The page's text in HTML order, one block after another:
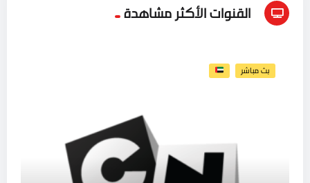
القنوات الأكثر مشاهدة
بث مباشر